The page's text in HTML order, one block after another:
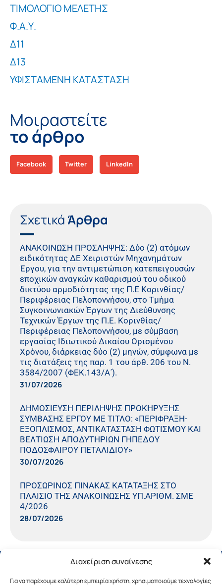
Διαχείριση συναίνεσης
Για να παρέχουμε καλύτερη εμπειρία χρήστη, χρησιμοποιούμε τεχνολογίες
ΤΙΜΟΛΟΓΙΟ ΜΕΛΕΤΗΣ
Φ.Α.Υ.
Δ11
Δ13
ΥΦΙΣΤΑΜΕΝΗ ΚΑΤΑΣΤΑΣΗ
Μοιραστείτε
το άρθρο
Facebook Twitter LinkedIn
Σχετικά Άρθρα
ΑΝΑΚΟΙΝΩΣΗ ΠΡΟΣΛΗΨΗΣ: Δύο (2) ατόμων
ειδικότητας ΔΕ Χειριστών Μηχανημάτων
Έργου, για την αντιμετώπιση κατεπειγουσών
εποχικών αναγκών καθαρισμού του οδικού
δικτύου αρμοδιότητας της Π.Ε Κορινθίας/
Περιφέρειας Πελοποννήσου, στο Τμήμα
Συγκοινωνιακών Έργων της Διεύθυνσης
Τεχνικών Έργων της Π.Ε. Κορινθίας/
Περιφέρειας Πελοποννήσου, με σύμβαση
εργασίας Ιδιωτικού Δικαίου Ορισμένου
Χρόνου, διάρκειας δύο (2) μηνών, σύμφωνα με
τις διατάξεις της παρ. 1 του άρθ. 206 του Ν.
3584/2007 (ΦΕΚ.143/Α΄).
31/07/2026
ΔΗΜΟΣΙΕΥΣΗ ΠΕΡΙΛΗΨΗΣ ΠΡΟΚΗΡΥΞΗΣ
ΣΥΜΒΑΣΗΣ ΕΡΓΟΥ ΜΕ ΤΙΤΛΟ: «ΠΕΡΙΦΡΑΞΗ-
ΕΞΟΠΛΙΣΜΟΣ, ΑΝΤΙΚΑΤΑΣΤΑΣΗ ΦΩΤΙΣΜΟΥ ΚΑΙ
ΒΕΛΤΙΩΣΗ ΑΠΟΔΥΤΗΡΙΩΝ ΓΗΠΕΔΟΥ
ΠΟΔΟΣΦΑΙΡΟΥ ΠΕΤΑΛΙΔΙΟΥ»
30/07/2026
ΠΡΟΣΩΡΙΝΟΣ ΠΙΝΑΚΑΣ ΚΑΤΑΤΑΞΗΣ ΣΤΟ
ΠΛΑΙΣΙΟ ΤΗΣ ΑΝΑΚΟΙΝΩΣΗΣ ΥΠ.ΑΡΙΘΜ. ΣΜΕ
4/2026
28/07/2026